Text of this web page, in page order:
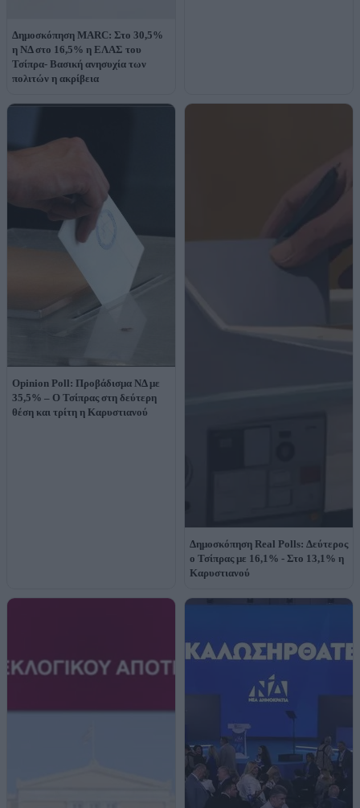
Δημοσκόπηση MARC: Στο 30,5%
η ΝΔ στο 16,5% η ΕΛΑΣ του
Τσίπρα- Βασική ανησυχία των
πολιτών η ακρίβεια
Opinion Poll: Προβάδισμα ΝΔ με
35,5% – Ο Τσίπρας στη δεύτερη
θέση και τρίτη η Καρυστιανού
Δημοσκόπηση Real Polls: Δεύτερος
ο Τσίπρας με 16,1% - Στο 13,1% η
Καρυστιανού